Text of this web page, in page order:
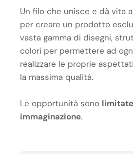
Un filo che unisce e dà vita
per creare un prodotto
vasta gamma di disegni,
colori per permettere ad
realizzare le proprie
la massima qualità.
Le opportunità sono
immaginazione.